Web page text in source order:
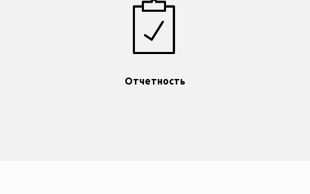
Отчетность